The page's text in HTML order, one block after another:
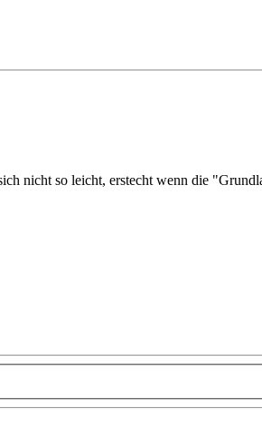
nicht so leicht, erstecht wenn die